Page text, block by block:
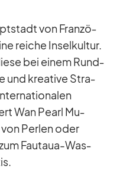
von Fran­zö­
rei­che In­sel­kul­tur.
bei ei­nem Rund­
und krea­tive Stra­
Wan Pearl Mu­
Per­len oder
Fau­taua-Was­